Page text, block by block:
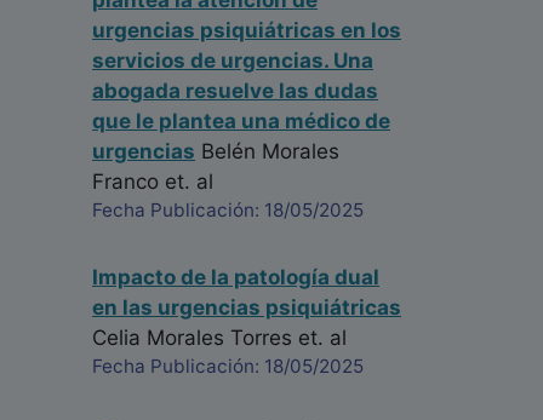
urgencias psiquiátricas en los
servicios de urgencias. Una
abogada resuelve las dudas
que le plantea una médico de
urgencias Belén Morales
Franco et. al
Fecha Publicación: 18/05/2025
Impacto de la patología dual
en las urgencias psiquiátricas
Celia Morales Torres et. al
Fecha Publicación: 18/05/2025